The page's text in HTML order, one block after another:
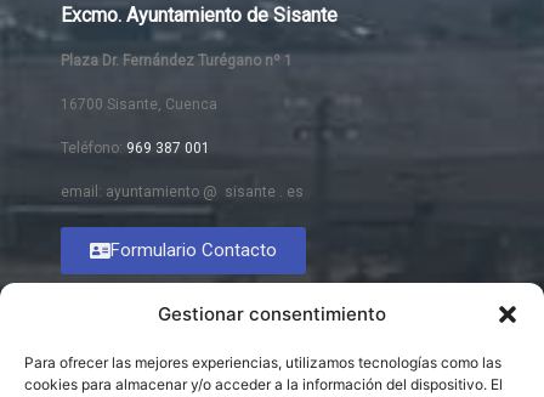
Gestionar consentimiento
Para ofrecer las mejores experiencias, utilizamos tecnologías como las
cookies para almacenar y/o acceder a la información del dispositivo. El
Excmo. Ayuntamiento de Sisante
Plaza Dr. Fernández Turégano nº 1
16700 Sisante, Cuenca
Teléfono: 969 387 001
email: ayuntamiento @ sisante . es
Formulario Contacto